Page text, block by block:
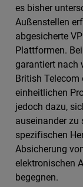
es bisher
Außenstellen
abgesicherte
Plattformen.
garantiert nach
British Telecom
einheitlichen
jedoch dazu,
auseinander zu
spezifischen
Absicherung
elektronischen
begegnen.